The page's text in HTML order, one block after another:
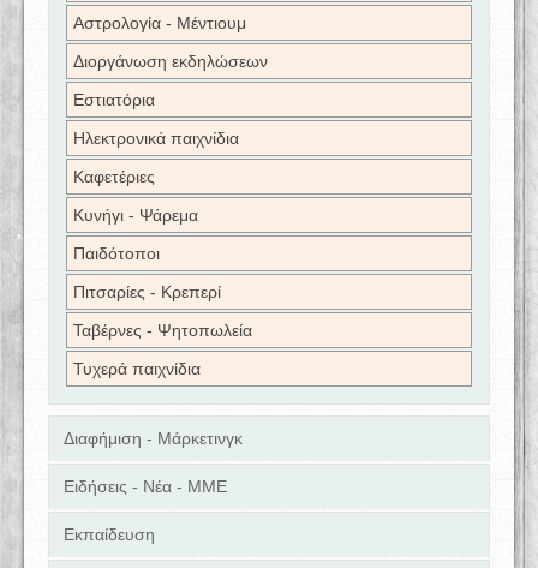
Αστρολογία - Μέντιουμ
Διοργάνωση εκδηλώσεων
Εστιατόρια
Ηλεκτρονικά παιχνίδια
Καφετέριες
Κυνήγι - Ψάρεμα
Παιδότοποι
Πιτσαρίες - Κρεπερί
Ταβέρνες - Ψητοπωλεία
Τυχερά παιχνίδια
Διαφήμιση - Μάρκετινγκ
Ειδήσεις - Νέα - ΜΜΕ
Εκπαίδευση